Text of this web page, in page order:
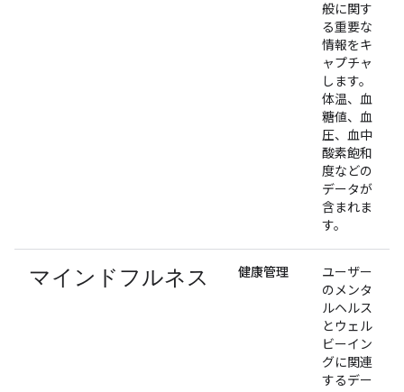
般に関す
る重要な
情報をキ
ャプチャ
します。
体温、血
糖値、血
圧、血中
酸素飽和
度などの
データが
含まれま
す。
マインドフルネス 健康管理
ユーザー
のメンタ
ルヘルス
とウェル
ビーイン
グに関連
するデー